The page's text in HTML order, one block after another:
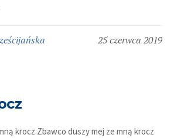
25 czerwca 2019
krocz Zbawco duszy mej ze mną krocz